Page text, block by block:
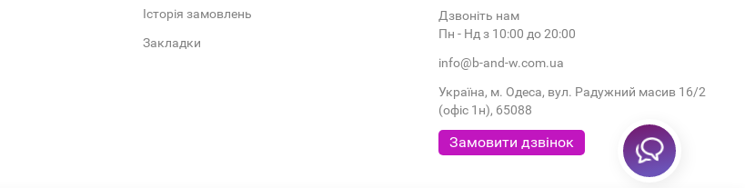
Дзвоніть нам
Пн - Нд з 10:00 до 20:00
info@b-and-w.com.ua
Україна, м. Одеса, вул. Радужний масив 16/2
(офіс 1н), 65088
Замовити дзвінок
Історія замовлень
Закладки